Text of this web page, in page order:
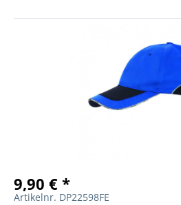
9,90 € *
Artikelnr. DP22598FE